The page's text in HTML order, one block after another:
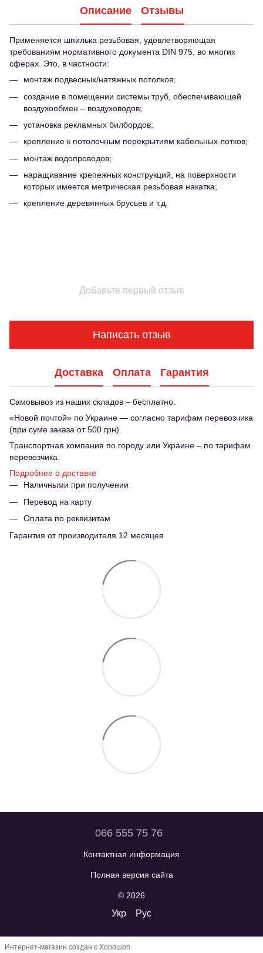
Описание Отзывы
Применяется шпилька резьбовая, удовлетворяющая
требованиям нормативного документа DІN 975, во многих
сферах. Это, в частности:
монтаж подвесных/натяжных потолков;
создание в помещении системы труб, обеспечивающей
воздухообмен – воздуховодов;
установка рекламных билбордов;
крепление к потолочным перекрытиям кабельных лотков;
монтаж водопроводов;
наращивание крепежных конструкций, на поверхности
которых имеется метрическая резьбовая накатка;
крепление деревянных брусьев и т.д.
Добавьте первый отзыв
Написать отзыв
Доставка Оплата Гарантия
Самовывоз из наших складов – бесплатно.
«Новой почтой» по Украине — согласно тарифам перевозчика
(при суме заказа от 500 грн).
Транспортная компания по городу или Украине – по тарифам
перевозчика.
Подробнее о доставке
Наличными при получении
Перевод на карту
Оплата по реквизитам
Гарантия от производителя 12 месяцев
066 555 75 76
Контактная информация
Полная версия сайта
© 2026
Укр Рус
Интернет-магазин создан с Хорошоп